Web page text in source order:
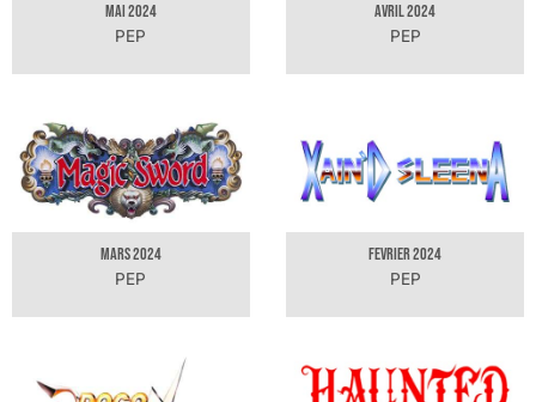
MAI 2024
PEP
AVRIL 2024
PEP
MARS 2024
PEP
FEVRIER 2024
PEP